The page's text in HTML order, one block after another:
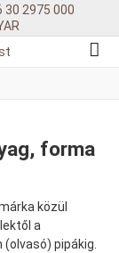
30 2975 000
forma
közül
a
pipákig.